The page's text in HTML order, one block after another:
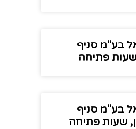
בע"מ סניף
שעות פתיחה
בע"מ סניף
שעות פתיחה